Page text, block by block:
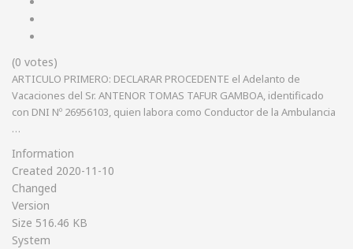
(0 votes)
ARTICULO PRIMERO: DECLARAR PROCEDENTE el Adelanto de
Vacaciones del Sr. ANTENOR TOMAS TAFUR GAMBOA, identificado
con DNI Nº 26956103, quien labora como Conductor de la Ambulancia
…
Information
Created 2020-11-10
Changed
Version
Size 516.46 KB
System